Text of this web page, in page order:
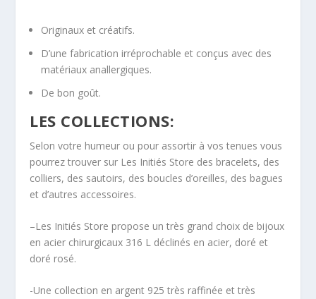
Originaux et créatifs.
D’une fabrication irréprochable et conçus avec des
matériaux anallergiques.
De bon goût.
LES COLLECTIONS:
Selon votre humeur ou pour assortir à vos tenues vous
pourrez trouver sur Les Initiés Store des bracelets, des
colliers, des sautoirs, des boucles d’oreilles, des bagues
et d’autres accessoires.
–Les Initiés Store propose un très grand choix de bijoux
en acier chirurgicaux 316 L déclinés en acier, doré et
doré rosé.
-Une collection en argent 925 très raffinée et très